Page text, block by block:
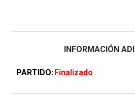
INFORMACIÓN
PARTIDO Finalizado